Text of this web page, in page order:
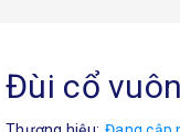
Đùi cổ